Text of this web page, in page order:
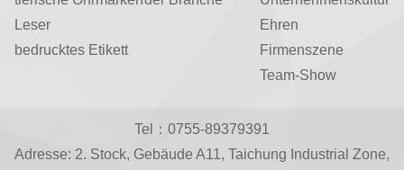
Leser
bedrucktes Etikett
Ehren
Firmenszene
Team-Show
Tel：0755-89379391
Adresse: 2. Stock, Gebäude A11, Taichung Industrial Zone,